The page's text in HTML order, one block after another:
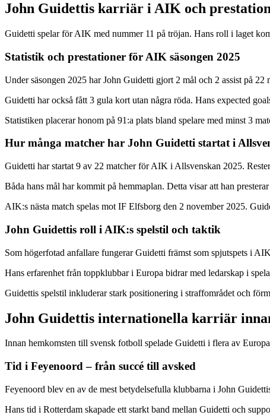
John Guidettis karriär i AIK och
Guidetti spelar för AIK med nummer 11 på tröjan. Hans roll i laget
Statistik och prestationer för AIK säsongen 2025
Under säsongen 2025 har John Guidetti gjort 2 mål och 2 assist på
Guidetti har också fått 3 gula kort utan några röda. Hans expected
Statistiken placerar honom på 91:a plats bland spelare med minst 3
Hur många matcher har John Guidetti startat i
Guidetti har startat 9 av 22 matcher för AIK i Allsvenskan 2025.
Båda hans mål har kommit på hemmaplan. Detta visar att han
AIK:s nästa match spelas mot IF Elfsborg den 2 november 2025.
John Guidettis roll i AIK:s spelstil och taktik
Som högerfotad anfallare fungerar Guidetti främst som spjutspets i
Hans erfarenhet från toppklubbar i Europa bidrar med ledarskap i
Guidettis spelstil inkluderar stark positionering i straffområdet och
John Guidettis internationella karriär
Innan hemkomsten till svensk fotboll spelade Guidetti i flera av
Tid i Feyenoord – från succé till avsked
Feyenoord blev en av de mest betydelsefulla klubbarna i John
Hans tid i Rotterdam skapade ett starkt band mellan Guidetti och